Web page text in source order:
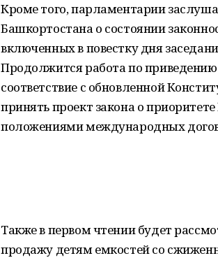
Кроме того, парламентарии
Башкортостана о состоянии
включенных в повестку дня
Продолжится работа по приведению
соответствие с обновленной
принять проект закона о
положениями международных
Также в первом чтении будет
продажу детям емкостей со